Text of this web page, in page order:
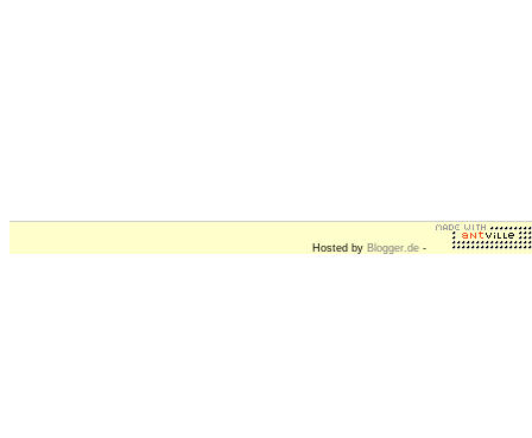
Hosted by Blogger.de-